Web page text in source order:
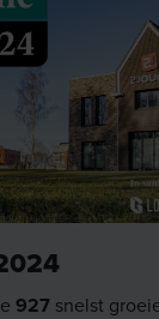
927 snelst